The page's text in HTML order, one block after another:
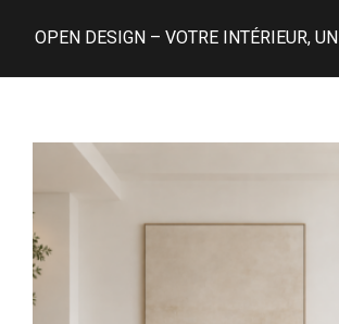
OPEN DESIGN – VOTRE INTÉRIEUR,